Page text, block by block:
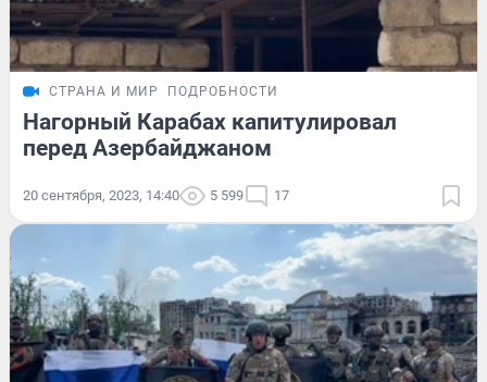
СТРАНА И МИР ПОДРОБНОСТИ
Нагорный Карабах капитулировал
перед Азербайджаном
20 сентября, 2023, 14:40 5 599 17